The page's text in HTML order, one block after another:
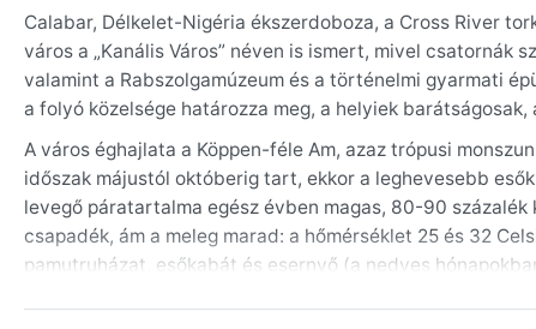
Calabar, Délkelet-Nigéria ékszerdoboza, a Cross River
város a „Kanális Város” néven is ismert, mivel csatornák
valamint a Rabszolgamúzeum és a történelmi gyarmati
a folyó közelsége határozza meg, a helyiek
A város éghajlata a Köppen-féle Am, azaz trópusi
időszak májustól októberig tart, ekkor a leghevesebb
levegő páratartalma egész évben magas, 80-90
csapadék, ám a meleg marad: a hőmérséklet 25 és 32
pamutruházat, esőkabát és esernyő (a nedves
Az utazás szempontjából a decembertől februárig tartó